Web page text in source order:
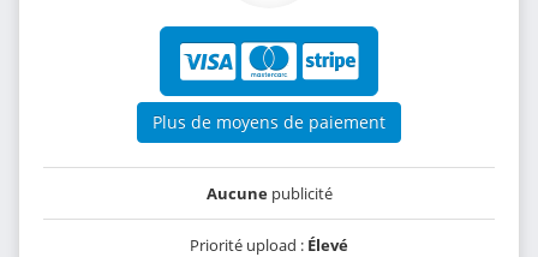
Plus de moyens de paiement
Aucunepublicité
Priorité upload : Élevé